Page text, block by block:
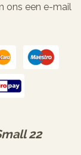
ons een e-mail
22